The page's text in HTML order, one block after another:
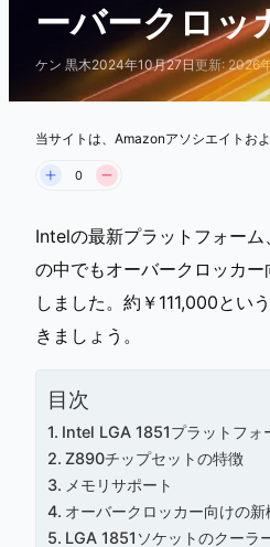
ーバークロッ
ケン 黒木2024年10月27日更新: 2026
当サイトは、Amazonアソシエイトお
0
Intelの最新プラットフォー
の中でもオーバークロッカ
しました。約￥111,000とい
きましょう。
目次
Intel LGA 1851プラットフォ
Z890チップセットの特徴
メモリサポート
オーバークロッカー向けの新
LGA 1851ソケットのクーラ